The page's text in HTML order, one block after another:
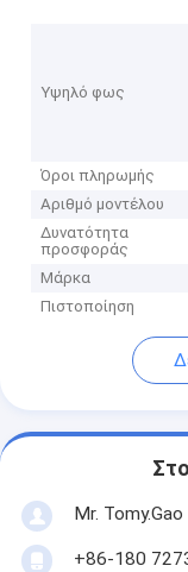
Υψηλό φως
Όροι πληρωμής
Αριθμό μοντέλου
Δυνατότητα
προσφοράς
Μάρκα
Πιστοποίηση
Mr. Tomy.Gao
+86-180